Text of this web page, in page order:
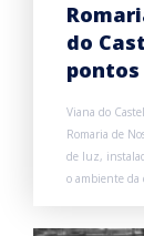
do
pontos
Viana do
Romaria de
de luz,
o ambiente da